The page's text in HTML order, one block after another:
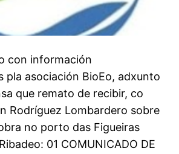
con información
pla asociación BioEo, adxunto
que remato de recibir, co
Rodríguez Lombardero sobre
no porto das Figueiras
01 COMUNICADO DE